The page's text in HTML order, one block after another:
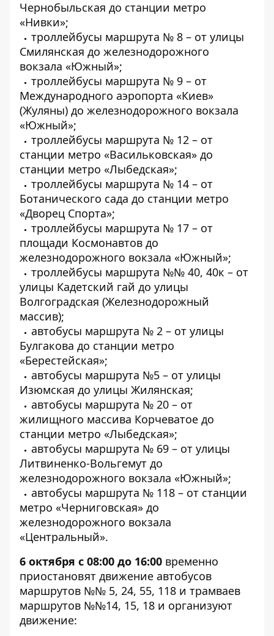
Чернобыльская до станции метро
«Нивки»;
троллейбусы маршрута № 8 – от улицы
Смилянская до железнодорожного
вокзала «Южный»;
троллейбусы маршрута № 9 – от
Международного аэропорта «Киев»
(Жуляны) до железнодорожного вокзала
«Южный»;
троллейбусы маршрута № 12 – от
станции метро «Васильковская» до
станции метро «Лыбедская»;
троллейбусы маршрута № 14 – от
Ботанического сада до станции метро
«Дворец Спорта»;
троллейбусы маршрута № 17 – от
площади Космонавтов до
железнодорожного вокзала «Южный»;
троллейбусы маршрута №№ 40, 40к – от
улицы Кадетский гай до улицы
Волгоградская (Железнодорожный
массив);
автобусы маршрута № 2 – от улицы
Булгакова до станции метро
«Берестейская»;
автобусы маршрута №5 – от улицы
Изюмская до улицы Жилянская;
автобусы маршрута № 20 – от
жилищного массива Корчеватое до
станции метро «Лыбедская»;
автобусы маршрута № 69 – от улицы
Литвиненко-Вольгемут до
железнодорожного вокзала «Южный»;
автобусы маршрута № 118 – от станции
метро «Черниговская» до
железнодорожного вокзала
«Центральный».
6 октября с 08:00 до 16:00 временно
приостановят движение автобусов
маршрутов №№ 5, 24, 55, 118 и трамваев
маршрутов №№14, 15, 18 и организуют
движение: